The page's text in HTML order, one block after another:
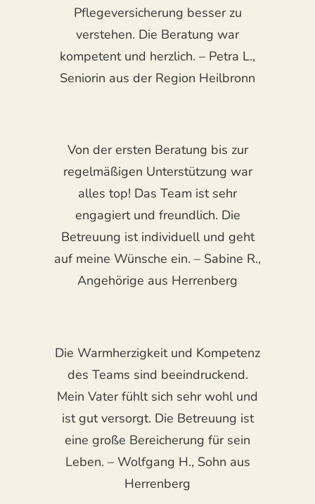
Pflegeversicherung besser zu
verstehen. Die Beratung war
kompetent und herzlich. – Petra L.,
Seniorin aus der Region Heilbronn
Von der ersten Beratung bis zur
regelmäßigen Unterstützung war
alles top! Das Team ist sehr
engagiert und freundlich. Die
Betreuung ist individuell und geht
auf meine Wünsche ein. – Sabine R.,
Angehörige aus Herrenberg
Die Warmherzigkeit und Kompetenz
des Teams sind beeindruckend.
Mein Vater fühlt sich sehr wohl und
ist gut versorgt. Die Betreuung ist
eine große Bereicherung für sein
Leben. – Wolfgang H., Sohn aus
Herrenberg